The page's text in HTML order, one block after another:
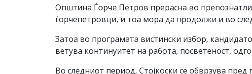
Општина Ѓорче Петров прерасна во
ѓорчепетровци, и тоа мора да продолжи и во
Затоа во програмата вистински избор,
ветува континуитет на работа, посветеност,
Во следниот период, Стојкоски се обврзува